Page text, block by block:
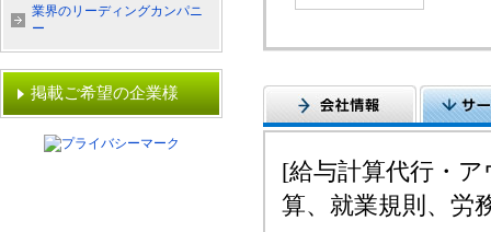
[給与計算代行・
算、就業規則、労
業界のリーディングカンパニ
ー
掲載ご希望の企業様